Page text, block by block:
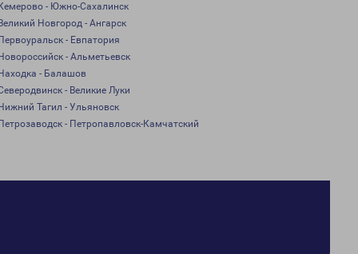
- Южно-Сахалинск
Новгород - Ангарск
- Евпатория
- Альметьевск
- Балашов
- Великие Луки
Тагил - Ульяновск
- Петропавловск-Камчатский